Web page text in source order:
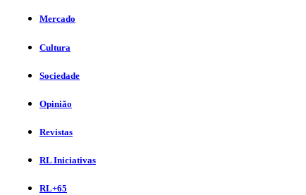
Mercado
Cultura
Sociedade
Opinião
Revistas
RL Iniciativas
RL+65